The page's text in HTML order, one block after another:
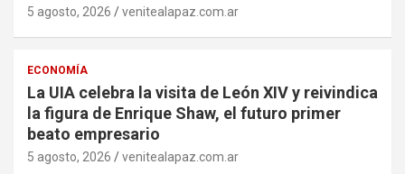
5 agosto, 2026 venitealapaz.com.ar
ECONOMÍA
La UIA celebra la visita de León XIV y reivindica
la figura de Enrique Shaw, el futuro primer
beato empresario
5 agosto, 2026 venitealapaz.com.ar